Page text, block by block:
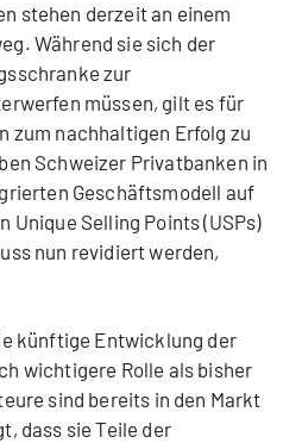
stehen derzeit an einem
Während sie sich der
zur
müssen, gilt es für
zum nachhaltigen Erfolg zu
Schweizer Privatbanken in
Geschäftsmodell auf
Unique Selling Points (USPs)
nun revidiert werden,
künftige Entwicklung der
wichtigere Rolle als bisher
sind bereits in den Markt
dass sie Teile der